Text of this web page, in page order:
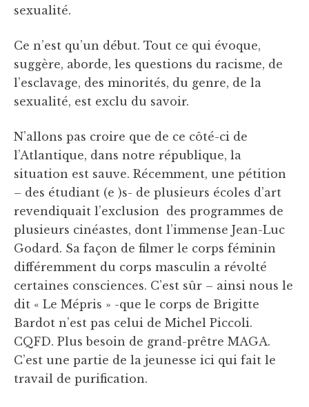
sexualité.
Ce n’est qu’un début. Tout ce qui évoque,
suggère, aborde, les questions du racisme, de
l’esclavage, des minorités, du genre, de la
sexualité, est exclu du savoir.
N’allons pas croire que de ce côté-ci de
l’Atlantique, dans notre république, la
situation est sauve. Récemment, une pétition
– des étudiant (e )s- de plusieurs écoles d’art
revendiquait l’exclusion des programmes de
plusieurs cinéastes, dont l’immense Jean-Luc
Godard. Sa façon de filmer le corps féminin
différemment du corps masculin a révolté
certaines consciences. C’est sûr – ainsi nous le
dit « Le Mépris » -que le corps de Brigitte
Bardot n’est pas celui de Michel Piccoli.
CQFD. Plus besoin de grand-prêtre MAGA.
C’est une partie de la jeunesse ici qui fait le
travail de purification.